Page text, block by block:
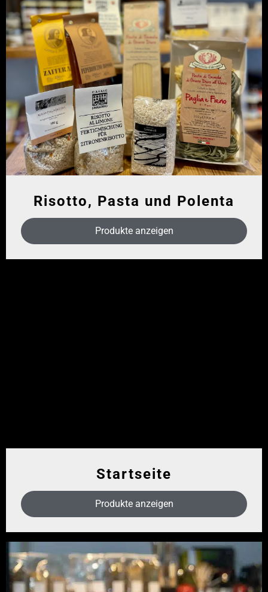
Risotto, Pasta und Polenta
Produkte anzeigen
Startseite
Produkte anzeigen